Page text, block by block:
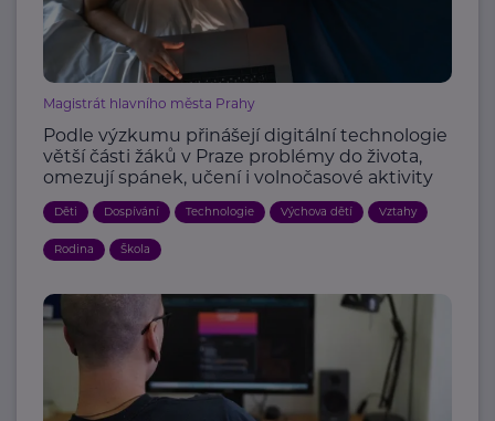
Magistrát hlavního města Prahy
Podle výzkumu přinášejí digitální technologie
větší části žáků v Praze problémy do života,
omezují spánek, učení i volnočasové aktivity
Děti Dospívání Technologie Výchova dětí Vztahy
Rodina Škola